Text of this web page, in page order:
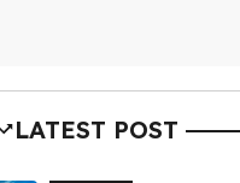
LATEST POST